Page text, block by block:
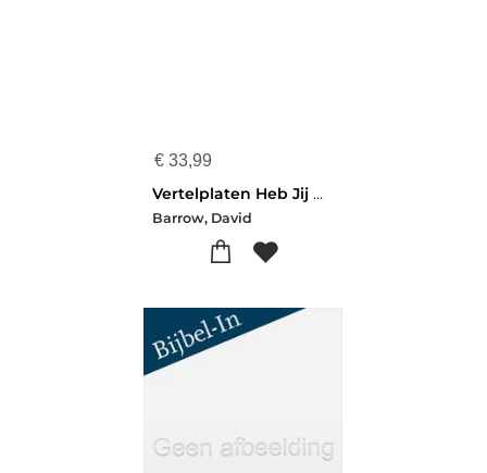
€ 33,99
Vertelplaten Heb Jij Misschien Olifant
Barrow, David